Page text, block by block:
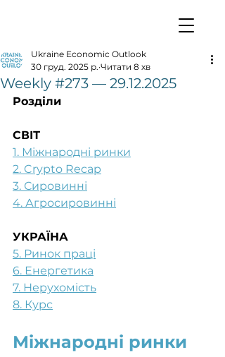
Weekly #273 — 29.12.2025
Ukraine Economic Outlook
30 груд. 2025 р. Читати 8 хв
Розділи
СВІТ
1. Міжнародні ринки
2. Crypto Recap
3. Сировинні
4. Агросировинні
УКРАЇНА
5. Ринок праці
6. Енергетика
7. Нерухомість
8. Курс
Міжнародні ринки